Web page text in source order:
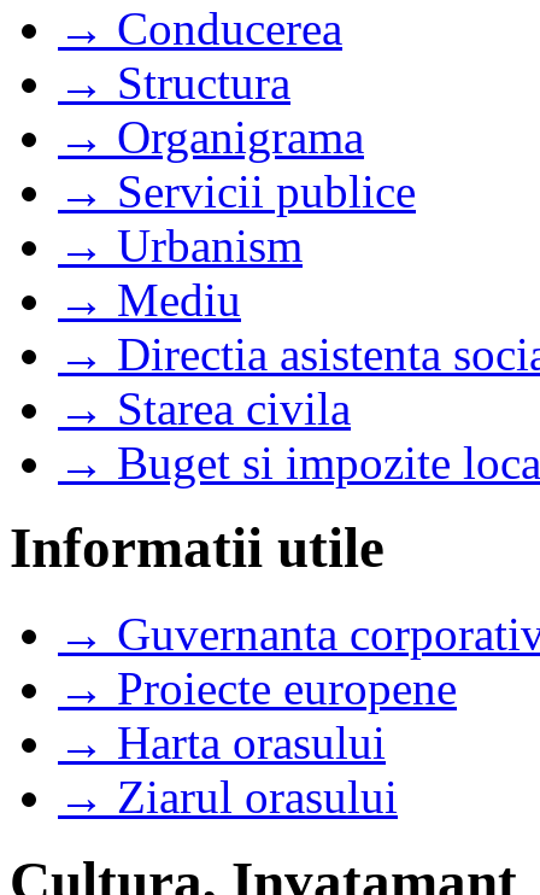
→ Conducerea
→ Structura
→ Organigrama
→ Servicii publice
→ Urbanism
→ Mediu
→ Directia asistenta
→ Starea civila
→ Buget si impozite
Informatii utile
→ Guvernanta
→ Proiecte europene
→ Harta orasului
→ Ziarul orasului
Cultura, Invatamant